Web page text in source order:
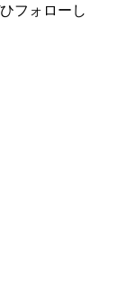
フォローし